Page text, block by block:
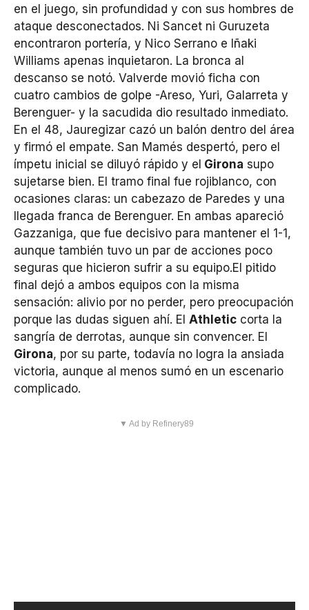
en el juego, sin profundidad y con sus hombres de
ataque desconectados. Ni Sancet ni Guruzeta
encontraron portería, y Nico Serrano e Iñaki
Williams apenas inquietaron. La bronca al
descanso se notó. Valverde movió ficha con
cuatro cambios de golpe -Areso, Yuri, Galarreta y
Berenguer- y la sacudida dio resultado inmediato.
En el 48, Jauregizar cazó un balón dentro del área
y firmó el empate. San Mamés despertó, pero el
ímpetu inicial se diluyó rápido y el Girona supo
sujetarse bien. El tramo final fue rojiblanco, con
ocasiones claras: un cabezazo de Paredes y una
llegada franca de Berenguer. En ambas apareció
Gazzaniga, que fue decisivo para mantener el 1-1,
aunque también tuvo un par de acciones poco
seguras que hicieron sufrir a su equipo.El pitido
final dejó a ambos equipos con la misma
sensación: alivio por no perder, pero preocupación
porque las dudas siguen ahí. El Athletic corta la
sangría de derrotas, aunque sin convencer. El
Girona, por su parte, todavía no logra la ansiada
victoria, aunque al menos sumó en un escenario
complicado.
▼ Ad by Refinery89